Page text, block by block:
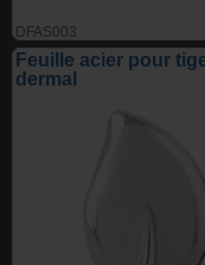
DFAS003
Feuille acier pour
dermal